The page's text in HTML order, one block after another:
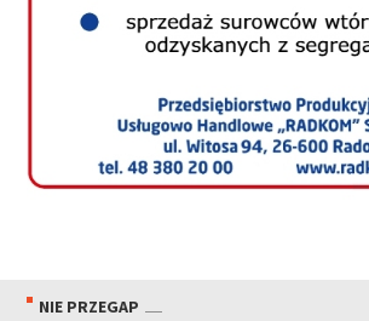
NIE PRZEGAP